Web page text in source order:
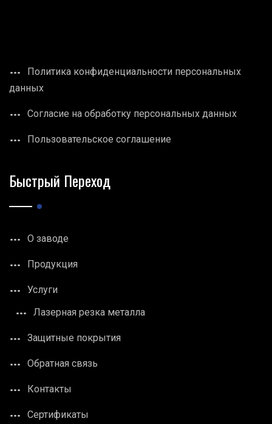
Политика конфиденциальности персональных
данных
Согласие на обработку персональных данных
Пользовательское соглашение
Быстрый Переход
О заводе
Продукция
Услуги
Лазерная резка металла
Защитные покрытия
Обратная связь
Контакты
Сертификаты